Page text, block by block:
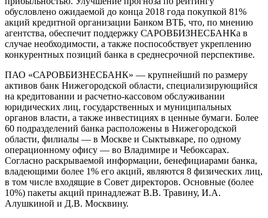
обусловлено ожидаемой до конца 2018 года покупкой 81%
акций кредитной организации Банком ВТБ, что, по мнению
агентства, обеспечит поддержку САРОВБИЗНЕСБАНКа в
случае необходимости, а также поспособствует укреплению
конкурентных позиций банка в среднесрочной перспективе.
ПАО «САРОВБИЗНЕСБАНК» — крупнейший по размеру
активов банк Нижегородской области, специализирующийся
на кредитовании и расчетно-кассовом обслуживании
юридических лиц, государственных и муниципальных
органов власти, а также инвестициях в ценные бумаги. Более
60 подразделений банка расположены в Нижегородской
области, филиалы — в Москве и Сыктывкаре, по одному
операционному офису — во Владимире и Чебоксарах.
Согласно раскрываемой информации, бенефициарами банка,
владеющими более 1% его акций, являются 8 физических лиц,
в том числе входящие в Совет директоров. Основные (более
10%) пакеты акций принадлежат В.В. Травину, И.А.
Алушкиной и Д.В. Москвину.